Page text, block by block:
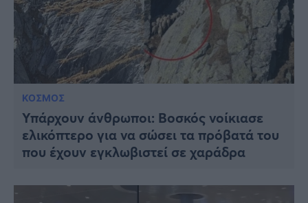
ΚΟΣΜΟΣ
Υπάρχουν άνθρωποι: Βοσκός νοίκιασε
ελικόπτερο για να σώσει τα πρόβατά του
που έχουν εγκλωβιστεί σε χαράδρα